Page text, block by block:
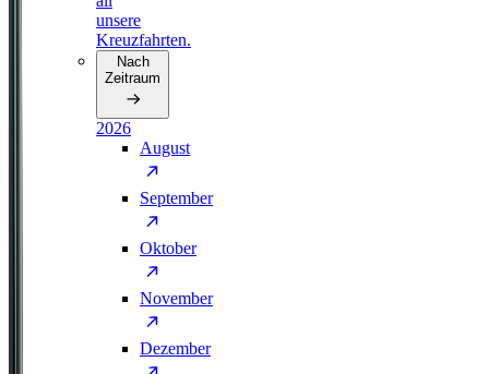
unsere
Kreuzfahrten.
Nach
Zeitraum
2026
August
September
Oktober
November
Dezember